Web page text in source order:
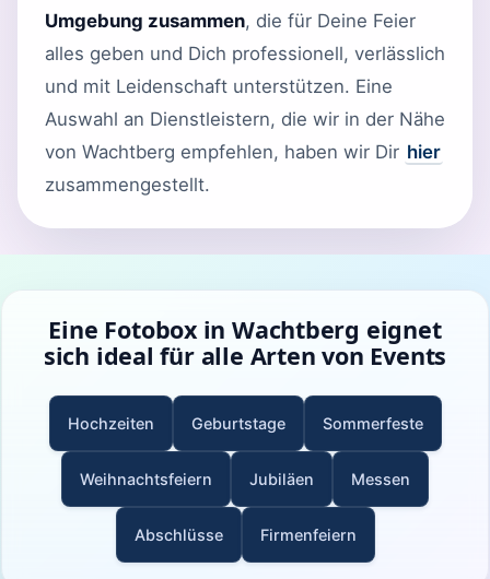
Umgebung zusammen, die für Deine Feier
alles geben und Dich professionell, verlässlich
und mit Leidenschaft unterstützen. Eine
Auswahl an Dienstleistern, die wir in der Nähe
von Wachtberg empfehlen, haben wir Dir hier
zusammengestellt.
Eine Fotobox in Wachtberg eignet
sich ideal für alle Arten von Events
Hochzeiten Geburtstage Sommerfeste
Weihnachtsfeiern Jubiläen Messen
Abschlüsse Firmenfeiern